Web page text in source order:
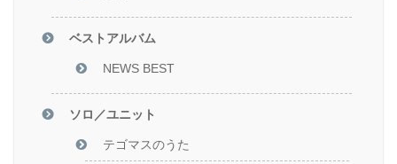
ベストアルバム
NEWS BEST
ソロ／ユニット
テゴマスのうた